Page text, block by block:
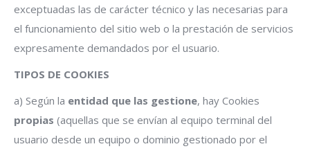
exceptuadas las de carácter técnico y las necesarias para
el funcionamiento del sitio web o la prestación de servicios
expresamente demandados por el usuario.
TIPOS DE COOKIES
a) Según la entidad que las gestione, hay Cookies
propias (aquellas que se envían al equipo terminal del
usuario desde un equipo o dominio gestionado por el